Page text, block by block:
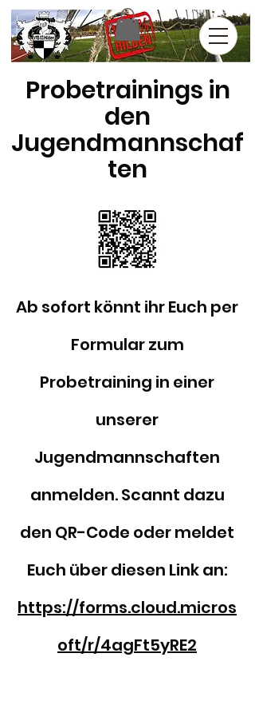
Probetrainings in
den
Jugendmannschaf
ten
Ab sofort könnt ihr Euch per
Formular zum
Probetraining in einer
unserer
Jugendmannschaften
anmelden. Scannt dazu
den QR-Code oder meldet
Euch über diesen Link an:
https://forms.cloud.micros
oft/r/4agFt5yRE2